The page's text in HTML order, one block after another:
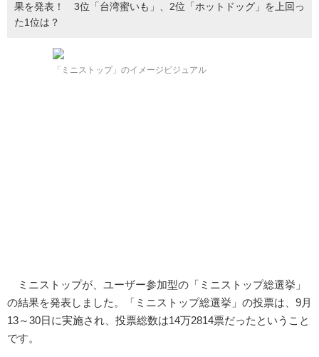
果を発表！ 3位「台湾蜜いも」、2位「ホットドッグ」を上回っ
た1位は？
「ミニストップ」のイメージビジュアル
ミニストップが、ユーザー参加型の「ミニストップ総選挙」
の結果を発表しました。「ミニストップ総選挙」の投票は、9月
13～30日に実施され、投票総数は14万2814票だったということ
です。